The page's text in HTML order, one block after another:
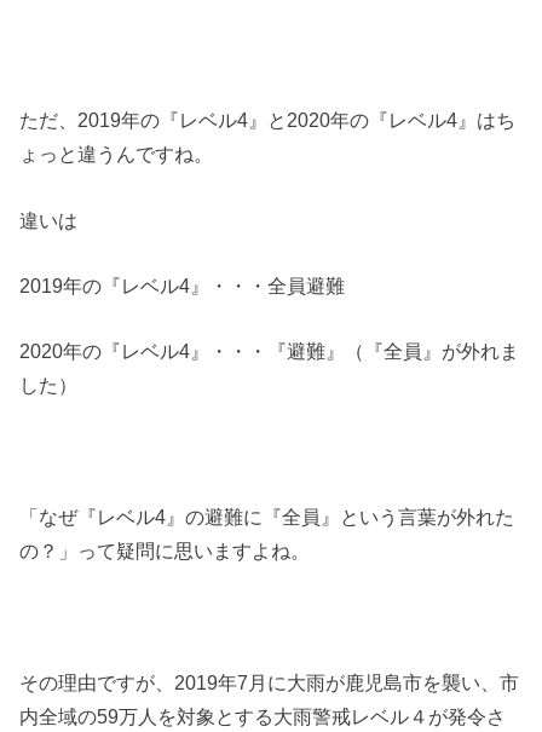
ただ、2019年の『レベル4』と2020年の『レベル4』はち
ょっと違うんですね。
違いは
2019年の『レベル4』・・・全員避難
2020年の『レベル4』・・・『避難』（『全員』が外れま
した）
「なぜ『レベル4』の避難に『全員』という言葉が外れた
の？」って疑問に思いますよね。
その理由ですが、2019年7月に大雨が鹿児島市を襲い、市
内全域の59万人を対象とする大雨警戒レベル４が発令さ